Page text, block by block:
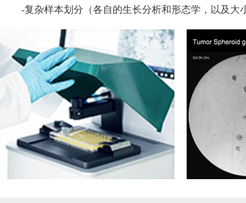
-复杂样本划分（各自的生长分析和形态学，以及大